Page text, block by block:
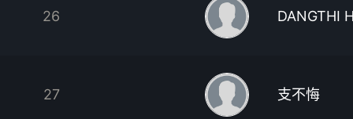
26 DANGTHI
27 支不悔